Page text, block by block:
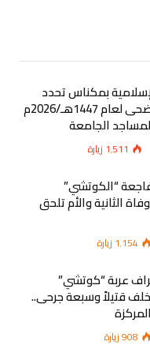
بمكناس تحدد
موعد صلاة عيد الأضحى لعام 1447هـ/2026م
الجامعة
1٬511 زيارة
“الكوتشي”
الثانية والأم تلحق
1٬154 زيارة
عربة “كوتشي”
قتيلاً وسبعة جرحى..
908زيارة